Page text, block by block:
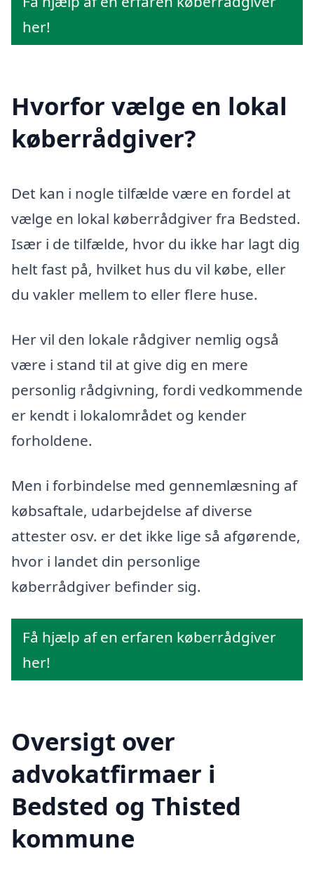
her!
Hvorfor vælge en lokal
køberrådgiver?
Det kan i nogle tilfælde være en fordel at
vælge en lokal køberrådgiver fra Bedsted.
Især i de tilfælde, hvor du ikke har lagt dig
helt fast på, hvilket hus du vil købe, eller
du vakler mellem to eller flere huse.
Her vil den lokale rådgiver nemlig også
være i stand til at give dig en mere
personlig rådgivning, fordi vedkommende
er kendt i lokalområdet og kender
forholdene.
Men i forbindelse med gennemlæsning af
købsaftale, udarbejdelse af diverse
attester osv. er det ikke lige så afgørende,
hvor i landet din personlige
køberrådgiver befinder sig.
Få hjælp af en erfaren køberrådgiver
her!
Oversigt over
advokatfirmaer i
Bedsted og Thisted
kommune